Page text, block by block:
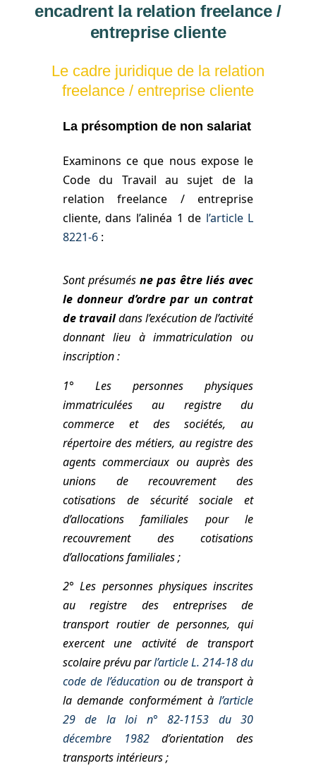
encadrent la relation freelance /
entreprise cliente
Le cadre juridique de la relation
freelance / entreprise cliente
La présomption de non salariat
Examinons ce que nous expose le
Code du Travail au sujet de la
relation freelance / entreprise
cliente, dans l’alinéa 1 de l’article L
8221-6:
Sont présumésne pas être liés avec
le donneur d’ordre par un contrat
de travaildans l’exécution de l’activité
donnant lieu à immatriculation ou
inscription :
1° Les personnes physiques
immatriculées au registre du
commerce et des sociétés, au
répertoire des métiers, au registre des
agents commerciaux ou auprès des
unions de recouvrement des
cotisations de sécurité sociale et
d’allocations familiales pour le
recouvrement des cotisations
d’allocations familiales ;
2° Les personnes physiques inscrites
au registre des entreprises de
transport routier de personnes, qui
exercent une activité de transport
scolaire prévu parl’article L. 214-18 du
code de l’éducationou de transport à
la demande conformément àl’article
29 de la loi n° 82-1153 du 30
décembre 1982d’orientation des
transports intérieurs ;